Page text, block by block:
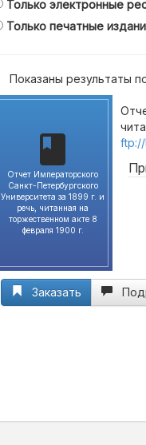
Только электронные
Только печатные
Показаны результаты
Отчет Императорского
Санкт-Петербургского
Университета за 1899 г. и
речь, читанная на
торжественном акте 8
февраля 1900 г.
Заказать